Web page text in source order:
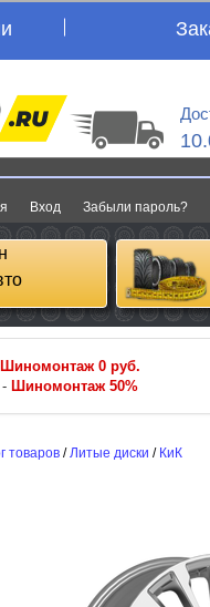
Вход Забыли пароль?
Шиномонтаж 0 руб.
- Шиномонтаж 50%
товаров /Литые диски / КиК